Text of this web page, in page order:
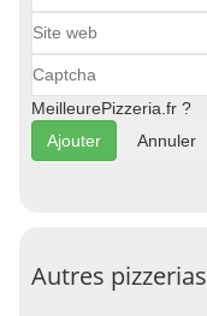
MeilleurePizzeria.fr ?
Annuler
Autres